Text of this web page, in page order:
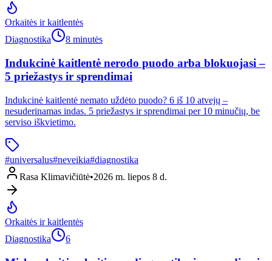
Orkaitės ir kaitlentės
Diagnostika
8 minutės
Indukcinė kaitlentė nerodo puodo arba blokuojasi –
5 priežastys ir sprendimai
Indukcinė kaitlentė nemato uždėto puodo? 6 iš 10 atvejų –
nesuderinamas indas. 5 priežastys ir sprendimai per 10 minučių, be
serviso iškvietimo.
#universalus#neveikia#diagnostika
Rasa Klimavičiūtė•2026 m. liepos 8 d.
Orkaitės ir kaitlentės
Diagnostika
6